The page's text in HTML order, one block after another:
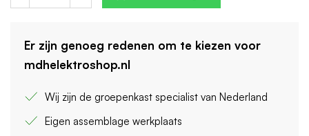
Er zijn genoeg redenen om te kiezen voor
mdhelektroshop.nl
Wij zijn de groepenkast specialist van Nederland
Eigen assemblage werkplaats